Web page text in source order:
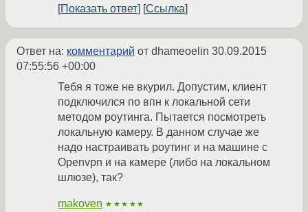
Показать ответ
Ссылка
Ответ на: комментарий от dhameoelin 30.09.2015
07:55:56 +00:00
Тебя я тоже не вкурил. Допустим, клиент
подключился по впн к локальной сети
методом роутинга. Пытается посмотреть
локальную камеру. В данном случае же
надо настраивать роутинг и на машине с
Openvpn и на камере (либо на локальном
шлюзе), так?
makoven ★★★★★